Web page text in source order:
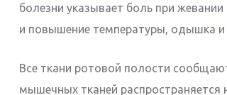
болезни указывает боль при
и повышение температуры, одышка и
Все ткани ротовой полости
мышечных тканей распространяется